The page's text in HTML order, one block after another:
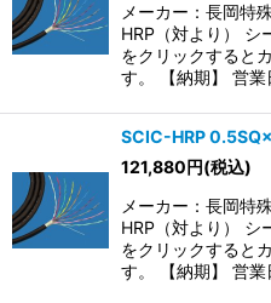
メーカー：長岡
HRP（対より） シ
をクリックすると
す。 【納期】 営
SCIC-HRP
121,880円(税込)
メーカー：長岡
HRP（対より） シ
をクリックすると
す。 【納期】 営